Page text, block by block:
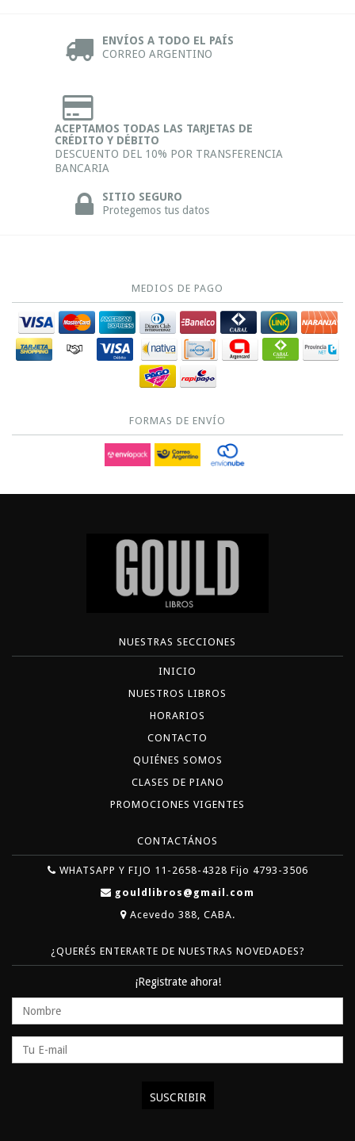
ENVÍOS A TODO EL PAÍS
CORREO ARGENTINO
ACEPTAMOS TODAS LAS TARJETAS DE
CRÉDITO Y DÉBITO
DESCUENTO DEL 10% POR TRANSFERENCIA
BANCARIA
SITIO SEGURO
Protegemos tus datos
MEDIOS DE PAGO
FORMAS DE ENVÍO
NUESTRAS SECCIONES
INICIO
NUESTROS LIBROS
HORARIOS
CONTACTO
QUIÉNES SOMOS
CLASES DE PIANO
PROMOCIONES VIGENTES
CONTACTÁNOS
WHATSAPP Y FIJO 11-2658-4328 Fijo 4793-3506
gouldlibros@gmail.com
Acevedo 388, CABA.
¿QUERÉS ENTERARTE DE NUESTRAS NOVEDADES?
¡Registrate ahora!